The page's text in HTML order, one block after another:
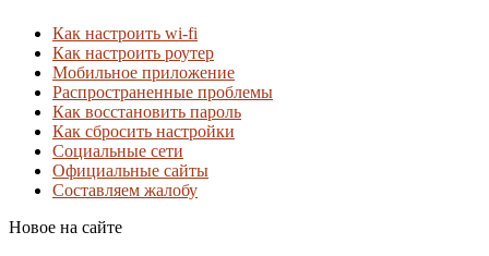
Как настроить wi-fi
Как настроить роутер
Мобильное приложение
Распространенные проблемы
Как восстановить пароль
Как сбросить настройки
Социальные сети
Официальные сайты
Составляем жалобу
Новое на сайте